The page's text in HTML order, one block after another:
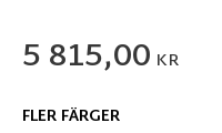
5 815,00 KR
FLER FÄRGER